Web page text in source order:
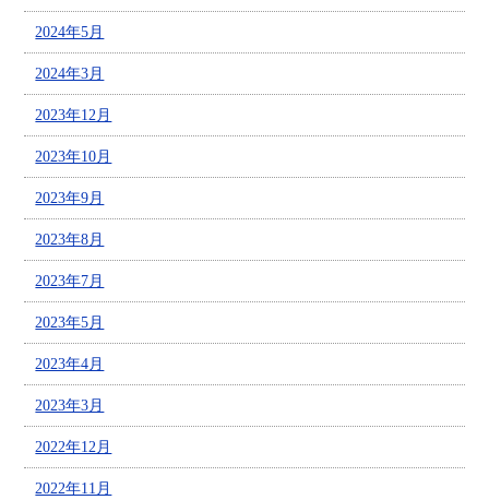
2024年5月
2024年3月
2023年12月
2023年10月
2023年9月
2023年8月
2023年7月
2023年5月
2023年4月
2023年3月
2022年12月
2022年11月